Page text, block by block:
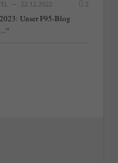
22.12.2022 2
Unser F95-Blog